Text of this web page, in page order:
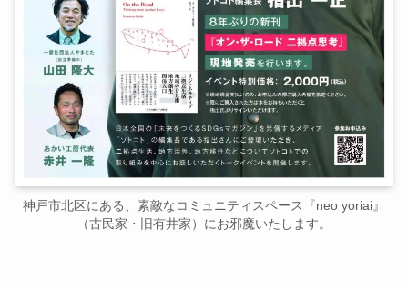
神戸市北区にある、素敵なコミュニティスペース『neo yoriai』
（古民家・旧有井家）にお邪魔いたします。